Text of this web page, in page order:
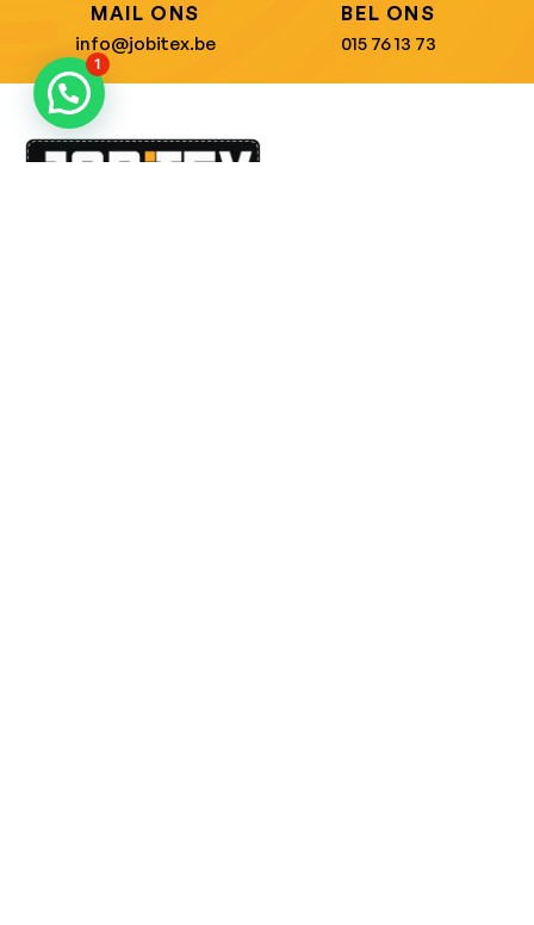
MAIL ONS
info@jobitex.be
BEL ONS
015 76 13 73
1